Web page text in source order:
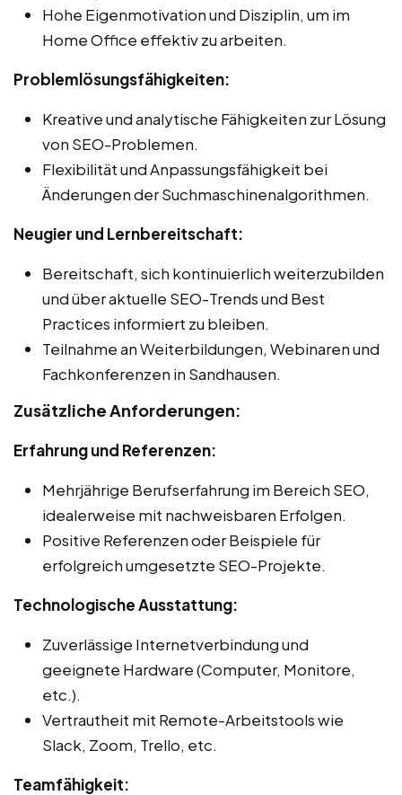
Hohe Eigenmotivation und Disziplin, um im
Home Office effektiv zu arbeiten.
Problemlösungsfähigkeiten:
Kreative und analytische Fähigkeiten zur Lösung
von SEO-Problemen.
Flexibilität und Anpassungsfähigkeit bei
Änderungen der Suchmaschinenalgorithmen.
Neugier und Lernbereitschaft:
Bereitschaft, sich kontinuierlich weiterzubilden
und über aktuelle SEO-Trends und Best
Practices informiert zu bleiben.
Teilnahme an Weiterbildungen, Webinaren und
Fachkonferenzen in Sandhausen.
Zusätzliche Anforderungen:
Erfahrung und Referenzen:
Mehrjährige Berufserfahrung im Bereich SEO,
idealerweise mit nachweisbaren Erfolgen.
Positive Referenzen oder Beispiele für
erfolgreich umgesetzte SEO-Projekte.
Technologische Ausstattung:
Zuverlässige Internetverbindung und
geeignete Hardware (Computer, Monitore,
etc.).
Vertrautheit mit Remote-Arbeitstools wie
Slack, Zoom, Trello, etc.
Teamfähigkeit: